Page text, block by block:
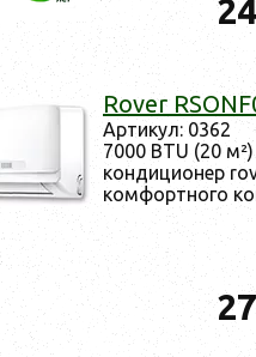
Rover
Ар­ти­кул: 0362
7000 BTU (20 м²)
кон­ди­ци­онер
ком­фор­тно­го